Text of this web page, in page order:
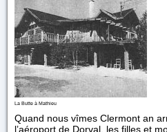
La Butte à Mathieu
Quand nous vîmes Clermont an
l’aéroport de Dorval, les filles et